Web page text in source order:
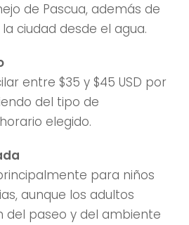
de Pascua, además de
ciudad desde el agua.
entre $35 y $45 USD por
del tipo de
elegido.
para niños
aunque los adultos
del paseo y del ambiente